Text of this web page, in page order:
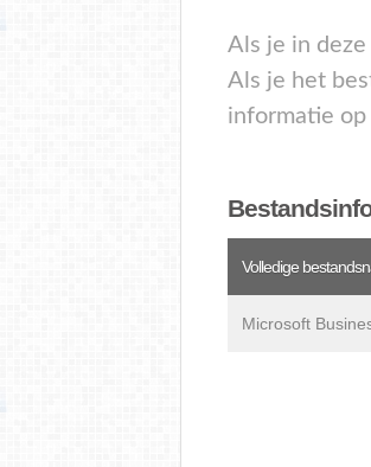
Als je in
Als je het
informatie op
Volledige
Microsoft